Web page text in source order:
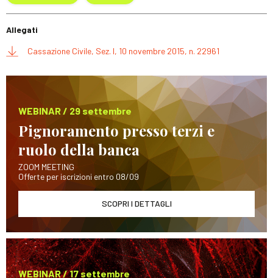
Allegati
Cassazione Civile, Sez. I, 10 novembre 2015, n. 22961
WEBINAR / 29 settembre
Pignoramento presso terzi e
ruolo della banca
ZOOM MEETING
Offerte per iscrizioni entro 08/09
SCOPRI I DETTAGLI
WEBINAR / 17 settembre